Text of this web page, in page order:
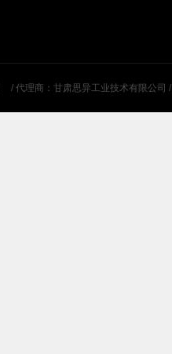
/ 代理商：甘肃思异工业技术有限公司 /